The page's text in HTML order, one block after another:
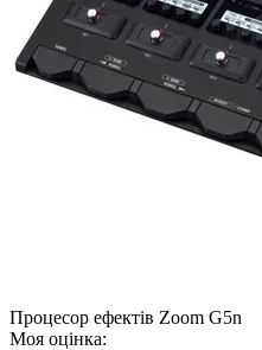
Процесор ефектів Zoom G5n
Моя оцінка: